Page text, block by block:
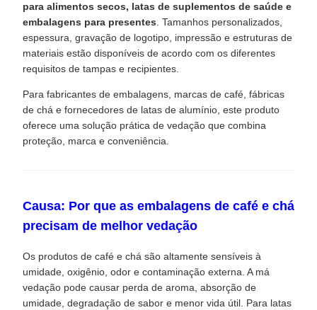
para alimentos secos, latas de suplementos de saúde e
embalagens para presentes. Tamanhos personalizados,
espessura, gravação de logotipo, impressão e estruturas de
materiais estão disponíveis de acordo com os diferentes
requisitos de tampas e recipientes.
Para fabricantes de embalagens, marcas de café, fábricas
de chá e fornecedores de latas de alumínio, este produto
oferece uma solução prática de vedação que combina
proteção, marca e conveniência.
Causa: Por que as embalagens de café e chá
precisam de melhor vedação
Os produtos de café e chá são altamente sensíveis à
umidade, oxigênio, odor e contaminação externa. A má
vedação pode causar perda de aroma, absorção de
umidade, degradação de sabor e menor vida útil. Para latas